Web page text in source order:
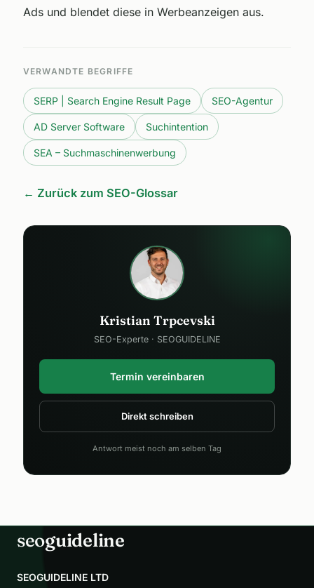
Ads und blendet diese in Werbeanzeigen aus.
VERWANDTE BEGRIFFE
SERP | Search Engine Result Page SEO-Agentur
AD Server Software Suchintention
SEA – Suchmaschinenwerbung
← Zurück zum SEO-Glossar
Kristian Trpcevski
SEO-Experte · SEOGUIDELINE
Termin vereinbaren
Direkt schreiben
Antwort meist noch am selben Tag
seoguideline
SEOGUIDELINE LTD